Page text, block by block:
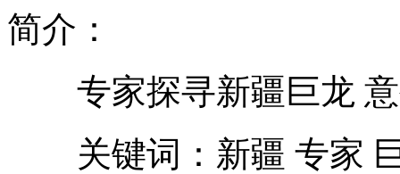
神曲改编唱尽五年中国股市
简介：
专家探寻新疆巨龙 意
关键词：新疆 专家